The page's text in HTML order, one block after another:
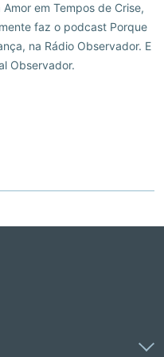
em Tempos de Crise,
faz o podcast Porque
na Rádio Observador. E
Observador.